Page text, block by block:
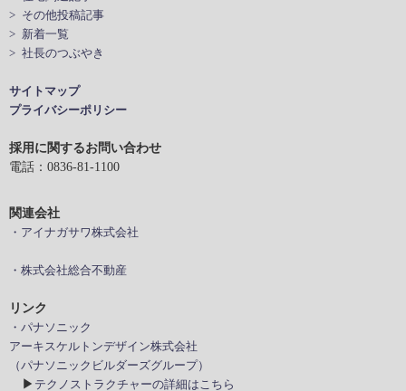
> その他投稿記事
> 新着一覧
> 社長のつぶやき
サイトマップ
プライバシーポリシー
採用に関するお問い合わせ
電話：0836-81-1100
関連会社
・アイナガサワ株式会社
・株式会社総合不動産
リンク
・パナソニック
アーキスケルトンデザイン株式会社
（パナソニックビルダーズグループ）
▶ テクノストラクチャーの詳細はこちら